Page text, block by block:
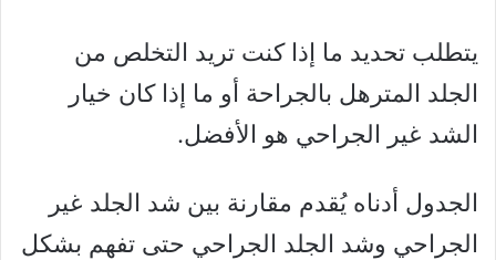
يتطلب تحديد ما إذا كنت تريد التخلص من
الجلد المترهل بالجراحة أو ما إذا كان خيار
الشد غير الجراحي هو الأفضل.
الجدول أدناه يُقدم مقارنة بين شد الجلد غير
الجراحي وشد الجلد الجراحي حتى تفهم بشكل